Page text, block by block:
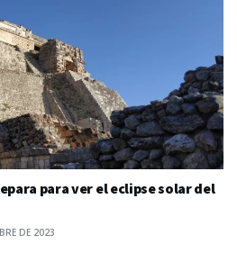
para ver el eclipse solar del
DE 2023